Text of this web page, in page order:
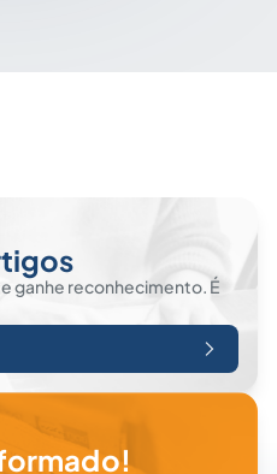
ganhe reconhecimento. É